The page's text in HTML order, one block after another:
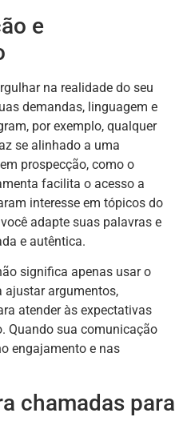
e
na realidade do seu
demandas, linguagem e
por exemplo, qualquer
se alinhado a uma
prospecção, como o
facilita o acesso a
interesse em tópicos do
adapte suas palavras e
e autêntica.
significa apenas usar o
ajustar argumentos,
atender às expectativas
Quando sua comunicação
engajamento e nas
chamadas para